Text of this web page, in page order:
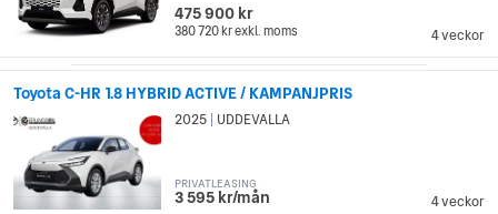
4 veckor
475 900 kr
380 720 krexkl. moms
Toyota C-HR 1.8 HYBRID ACTIVE / KAMPANJPRIS
4 veckor
2025 UDDEVALLA
PRIVATLEASING
3 595 kr/mån